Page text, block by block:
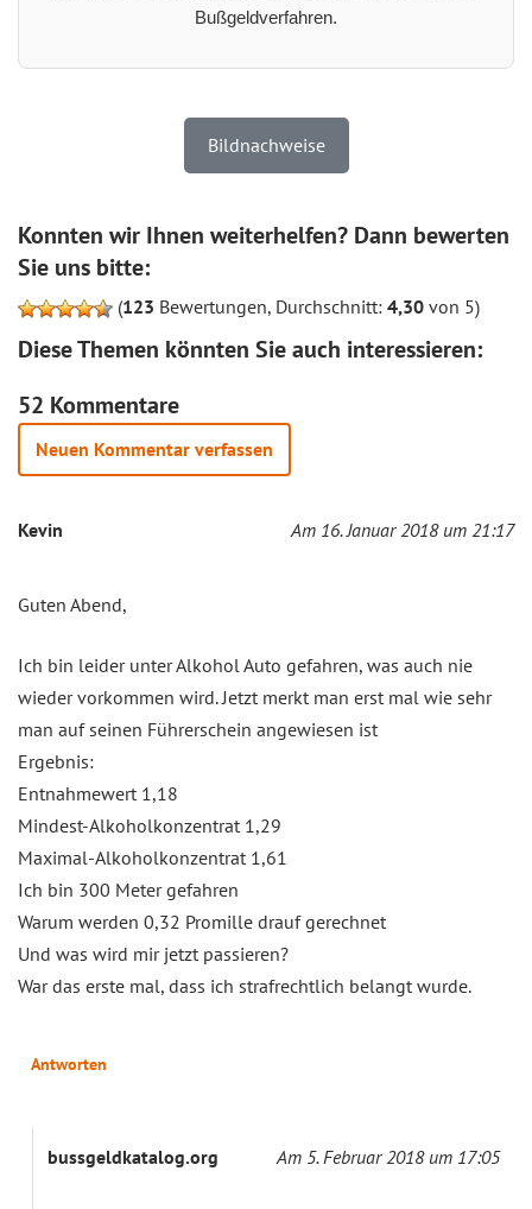
Bußgeldverfahren.
Bildnachweise
Konnten wir Ihnen weiterhelfen? Dann bewerten
Sie uns bitte:
(123 Bewertungen, Durchschnitt: 4,30 von 5)
Diese Themen könnten Sie auch interessieren:
52 Kommentare
Neuen Kommentar verfassen
Kevin Am 16. Januar 2018 um 21:17
Guten Abend,
Ich bin leider unter Alkohol Auto gefahren, was auch nie
wieder vorkommen wird. Jetzt merkt man erst mal wie sehr
man auf seinen Führerschein angewiesen ist
Ergebnis:
Entnahmewert 1,18
Mindest-Alkoholkonzentrat 1,29
Maximal-Alkoholkonzentrat 1,61
Ich bin 300 Meter gefahren
Warum werden 0,32 Promille drauf gerechnet
Und was wird mir jetzt passieren?
War das erste mal, dass ich strafrechtlich belangt wurde.
Antworten
bussgeldkatalog.org Am 5. Februar 2018 um 17:05